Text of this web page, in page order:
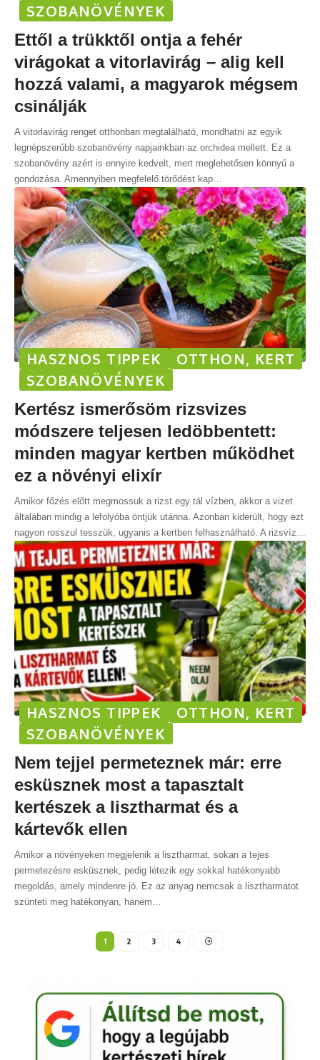
SZOBANÖVÉNYEK
Ettől a trükktől ontja a fehér
virágokat a vitorlavirág – alig kell
hozzá valami, a magyarok mégsem
csinálják
A vitorlavirág renget otthonban megtalálható, mondhatni az egyik
legnépszerűbb szobanövény napjainkban az orchidea mellett. Ez a
szobanövény azért is ennyire kedvelt, mert meglehetősen könnyű a
gondozása. Amennyiben megfelelő törődést kap…
HASZNOS TIPPEK
OTTHON, KERT
SZOBANÖVÉNYEK
Kertész ismerősöm rizsvizes
módszere teljesen ledöbbentett:
minden magyar kertben működhet
ez a növényi elixír
Amikor főzés előtt megmossuk a rizst egy tál vízben, akkor a vizet
általában mindig a lefolyóba öntjük utánna. Azonban kiderült, hogy ezt
nagyon rosszul tesszük, ugyanis a kertben felhasználható. A rizsvíz…
HASZNOS TIPPEK
OTTHON, KERT
SZOBANÖVÉNYEK
Nem tejjel permeteznek már: erre
esküsznek most a tapasztalt
kertészek a lisztharmat és a
kártevők ellen
Amikor a növényeken megjelenik a lisztharmat, sokan a tejes
permetezésre esküsznek, pedig létezik egy sokkal hatékonyabb
megoldás, amely mindenre jó. Ez az anyag nemcsak a lisztharmatot
szünteti meg hatékonyan, hanem
1 2 3 4